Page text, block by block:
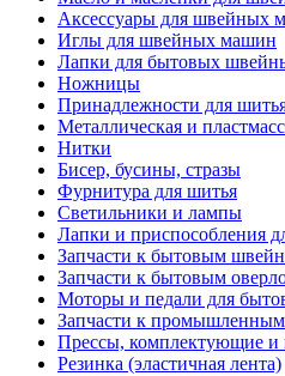
Аксессуары для швейных
Иглы для швейных машин
Лапки для бытовых
Ножницы
Принадлежности для
Металлическая и
Нитки
Бисер, бусины, стразы
Фурнитура для шитья
Светильники и лампы
Лапки и приспособления
Запчасти к бытовым
Запчасти к бытовым
Моторы и педали для
Запчасти к
Прессы, комплектующие и
Резинка (эластичная лента)